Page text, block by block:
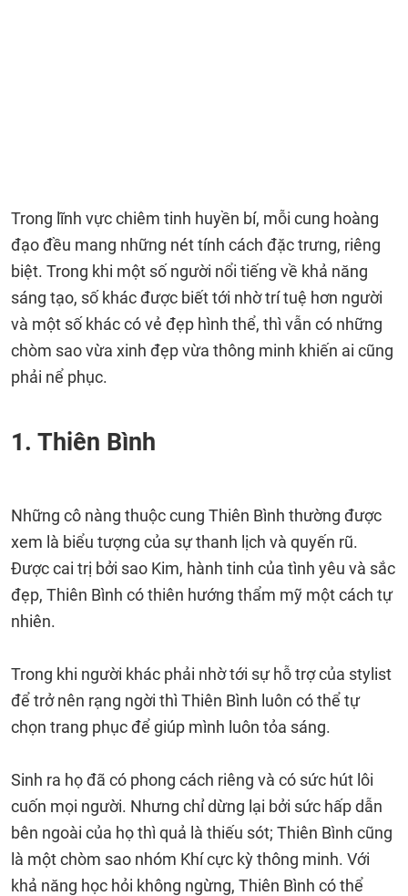
Trong lĩnh vực chiêm tinh huyền bí, mỗi cung hoàng
đạo đều mang những nét tính cách đặc trưng, riêng
biệt. Trong khi một số người nổi tiếng về khả năng
sáng tạo, số khác được biết tới nhờ trí tuệ hơn người
và một số khác có vẻ đẹp hình thể, thì vẫn có những
chòm sao vừa xinh đẹp vừa thông minh khiến ai cũng
phải nể phục.
1. Thiên Bình
Những cô nàng thuộc cung Thiên Bình thường được
xem là biểu tượng của sự thanh lịch và quyến rũ.
Được cai trị bởi sao Kim, hành tinh của tình yêu và sắc
đẹp, Thiên Bình có thiên hướng thẩm mỹ một cách tự
nhiên.
Trong khi người khác phải nhờ tới sự hỗ trợ của stylist
để trở nên rạng ngời thì Thiên Bình luôn có thể tự
chọn trang phục để giúp mình luôn tỏa sáng.
Sinh ra họ đã có phong cách riêng và có sức hút lôi
cuốn mọi người. Nhưng chỉ dừng lại bởi sức hấp dẫn
bên ngoài của họ thì quả là thiếu sót; Thiên Bình cũng
là một chòm sao nhóm Khí cực kỳ thông minh. Với
khả năng học hỏi không ngừng, Thiên Bình có thể